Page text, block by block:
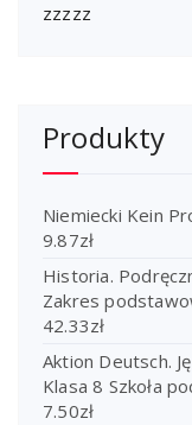
zzzzz
Produkty
Niemiecki Kein
9.87zł
Historia.
Zakres
42.33zł
Aktion Deutsch.
Klasa 8 Szkoła
7.50zł